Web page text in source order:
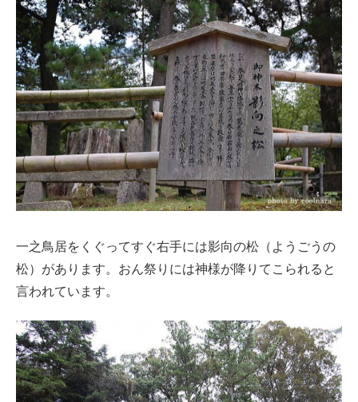
一之鳥居をくぐってすぐ右手には影向の松（ようごうの
松）があります。おん祭りには神様が降りてこられると
言われています。